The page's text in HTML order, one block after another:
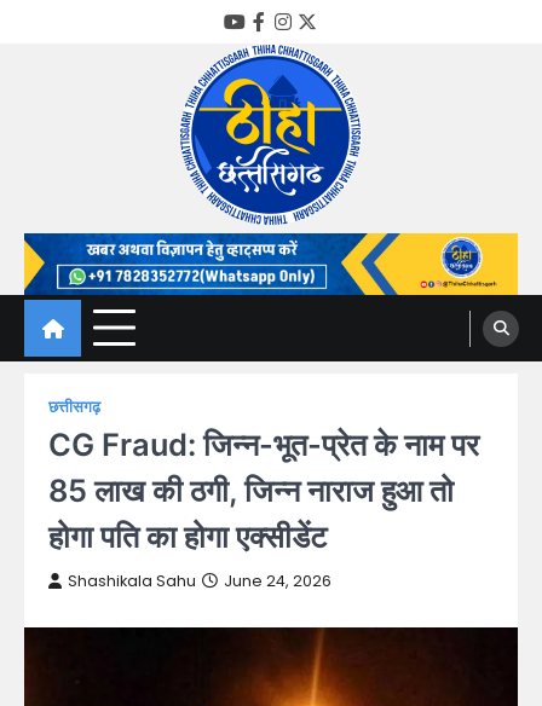
YouTube
Facebook
Instagram
Twitter
Thiha Chhattisgarh
गोठ जन-जन के
छत्तीसगढ़
CG Fraud: जिन्न-भूत-प्रेत के नाम पर
85 लाख की ठगी, जिन्न नाराज हुआ तो
होगा पति का होगा एक्सीडेंट
Shashikala Sahu June 24, 2026